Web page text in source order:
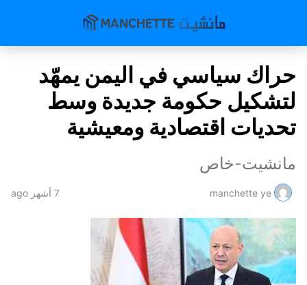
حراك سياسي في اليمن يمهّد
لتشكيل حكومة جديدة وسط
تحديات اقتصادية ومعيشية
مانشيت-خاص
manchette ye 7 أشهر ago